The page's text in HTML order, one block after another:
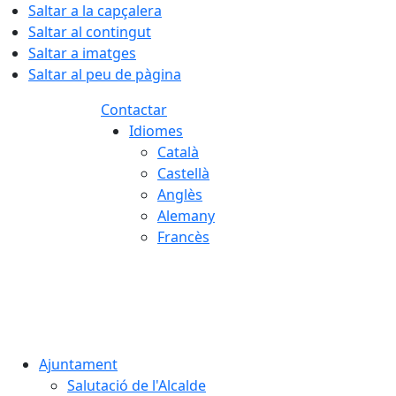
Saltar a la capçalera
Saltar al contingut
Saltar a imatges
Saltar al peu de pàgina
Contactar
Idiomes
Català
Castellà
Anglès
Alemany
Francès
Ajuntament
Salutació de l'Alcalde